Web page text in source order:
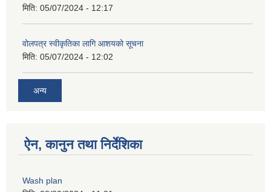
मिति: 05/07/2024 - 12:17
वोलपत्र स्वीकृतिका लागि आशयको सूचना
मिति: 05/07/2024 - 12:02
अन्य
ऐन, कानुन तथा निर्देशिका
Wash plan